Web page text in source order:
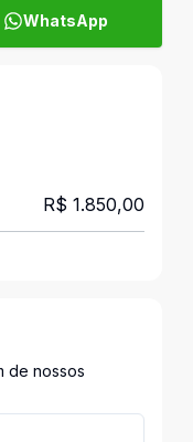
WhatsApp
R$ 1.850,00
de nossos